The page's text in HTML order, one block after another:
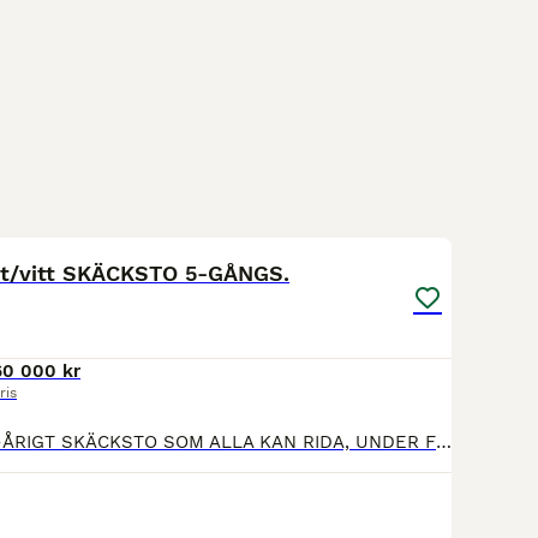
vitt SKÄCKSTO 5-GÅNGS.
000 kr
SÄLJES. ETT 12-ÅRIGT SKÄCKSTO SOM ALLA KAN RIDA, UNDER FÖRUTSÄTTNING ATT JUST DU KAN UTVECKLA HENNE VIDARE. Hon skulle passa bäst hos någon som kan vidare utbilda henne. Tror starkt på att hon blir en